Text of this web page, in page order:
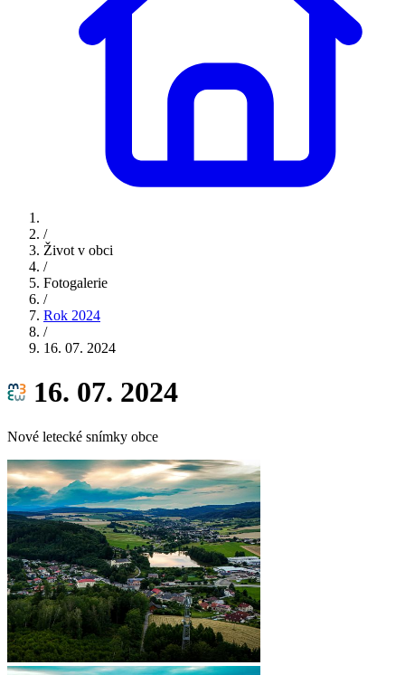
/
Život v obci
/
Fotogalerie
/
Rok 2024
/
16. 07. 2024
16. 07. 2024
Nové letecké snímky obce